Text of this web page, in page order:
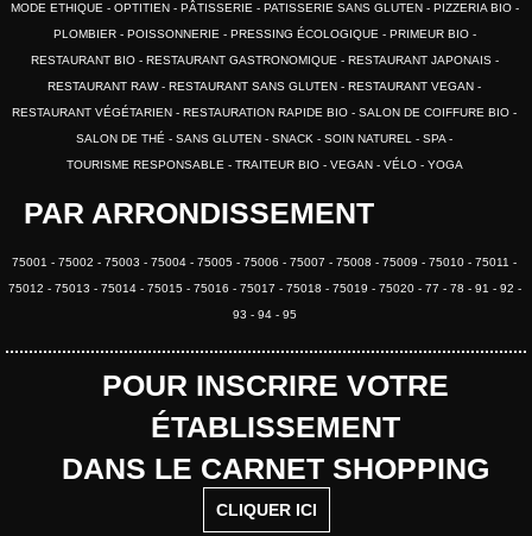
MODE ETHIQUE
OPTITIEN PÂTISSERIE PATISSERIE SANS GLUTEN
PIZZERIA BIO
PLOMBIER
POISSONNERIE PRESSING ÉCOLOGIQUE
PRIMEUR BIO
RESTAURANT BIO
RESTAURANT GASTRONOMIQUE
RESTAURANT JAPONAIS
RESTAURANT RAW
RESTAURANT SANS GLUTEN
RESTAURANT VEGAN
RESTAURANT VÉGÉTARIEN
RESTAURATION RAPIDE BIO
SALON DE COIFFURE BIO
SALON DE THÉ
SANS GLUTEN SNACK SOIN NATUREL
SPA
TOURISME RESPONSABLE
TRAITEUR BIO VEGAN VÉLO YOGA
PAR ARRONDISSEMENT
75001 75002 75003 75004 75005 75006 75007 75008 75009 75010
75011
75012
75013 75014 75015 75016 75017 75018 75019 75020 77 78 91
92
93
94 95
POUR INSCRIRE VOTRE
ÉTABLISSEMENT
DANS LE CARNET SHOPPING
CLIQUER ICI